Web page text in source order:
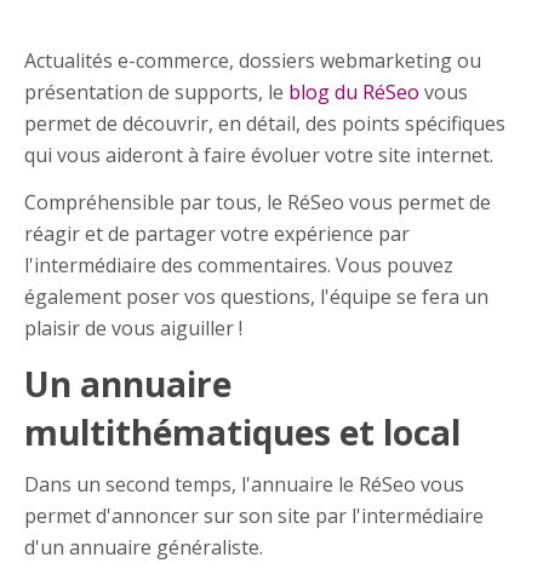
Actualités e-commerce, dossiers webmarketing ou
présentation de supports, le blog du RéSeo vous
permet de découvrir, en détail, des points spécifiques
qui vous aideront à faire évoluer votre site internet.
Compréhensible par tous, le RéSeo vous permet de
réagir et de partager votre expérience par
l'intermédiaire des commentaires. Vous pouvez
également poser vos questions, l'équipe se fera un
plaisir de vous aiguiller !
Un annuaire
multithématiques et local
Dans un second temps, l'annuaire le RéSeo vous
permet d'annoncer sur son site par l'intermédiaire
d'un annuaire généraliste.